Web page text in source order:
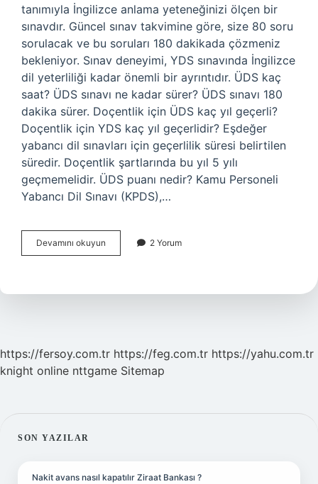
tanımıyla İngilizce anlama yeteneğinizi ölçen bir
sınavdır. Güncel sınav takvimine göre, size 80 soru
sorulacak ve bu soruları 180 dakikada çözmeniz
bekleniyor. Sınav deneyimi, YDS sınavında İngilizce
dil yeterliliği kadar önemli bir ayrıntıdır. ÜDS kaç
saat? ÜDS sınavı ne kadar sürer? ÜDS sınavı 180
dakika sürer. Doçentlik için ÜDS kaç yıl geçerli?
Doçentlik için YDS kaç yıl geçerlidir? Eşdeğer
yabancı dil sınavları için geçerlilik süresi belirtilen
süredir. Doçentlik şartlarında bu yıl 5 yılı
geçmemelidir. ÜDS puanı nedir? Kamu Personeli
Yabancı Dil Sınavı (KPDS),…
Devamını okuyun
Kaç
2 Yorum
https://fersoy.com.tr https://feg.com.tr https://yahu.com.tr
knight online nttgame Sitemap
SIDEBAR
SON YAZILAR
Nakit avans nasıl kapatılır Ziraat Bankası ?